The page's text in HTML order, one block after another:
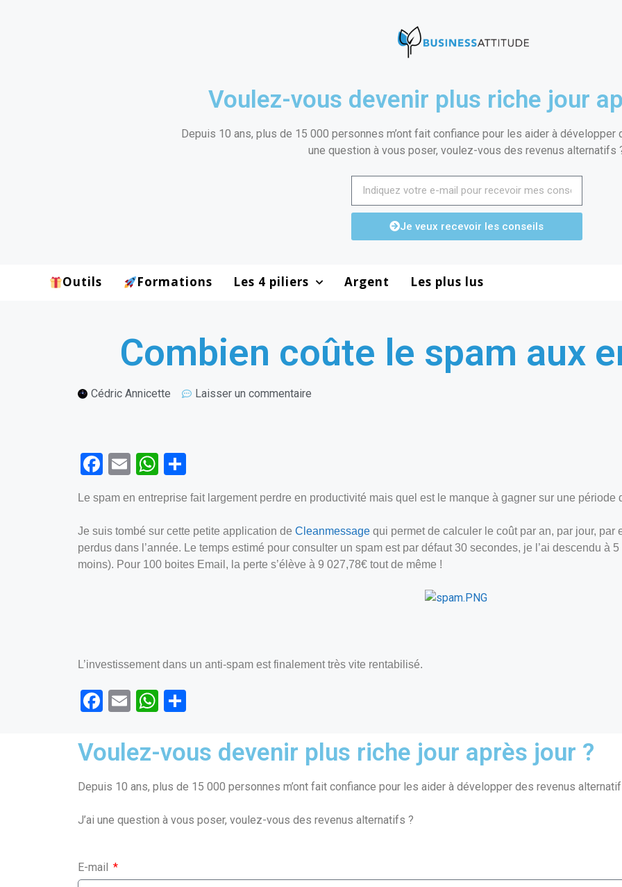
Voulez-vous devenir plus riche jour
Depuis 10 ans, plus de 15 000 personnes m’ont fait confiance pour les aider à développer
une question à vous poser, voulez-vous des revenus alternatifs
Je veux recevoir les conseils
Outils Formations Les 4 piliers Argent Les plus lus
Combien coûte le spam aux
Cédric Annicette Laisser un commentaire
F
ce
b
o
o
E
ail
W
at
s
A
p
ar
ta
g
er
Le spam en entreprise fait largement perdre en productivité mais quel est le manque à gagner sur une période
Je suis tombé sur cette petite application de Cleanmessage qui permet de calculer le coût par an, par jour, par
perdus dans l’année. Le temps estimé pour consulter un spam est par défaut 30 secondes, je l’ai descendu à
moins). Pour 100 boites Email, la perte s’élève à 9 027,78€ tout de même !
L’investissement dans un anti-spam est finalement très vite rentabilisé.
F
ce
b
o
o
E
ail
W
at
s
A
p
ta
g
er
Voulez-vous devenir plus riche jour après jour ?
Depuis 10 ans, plus de 15 000 personnes m’ont fait confiance pour les aider à développer des revenus
J’ai une question à vous poser, voulez-vous des revenus alternatifs ?
E-mail